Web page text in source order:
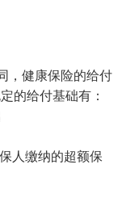
健康保险的给付
的给付基础有：
人缴纳的超额保